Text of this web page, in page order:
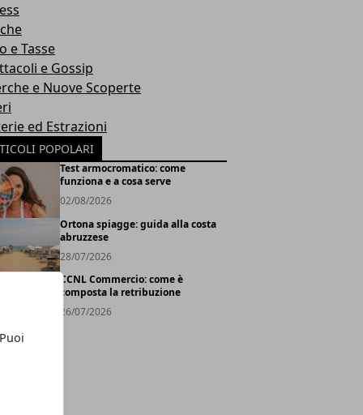
e Tasse
e Gossip
e Nuove Scoperte
ed Estrazioni
POPOLARI
Test armocromatico: come
funziona e a cosa serve
02/08/2026
Ortona spiagge: guida alla costa
abruzzese
28/07/2026
CCNL Commercio: come è
composta la retribuzione
26/07/2026